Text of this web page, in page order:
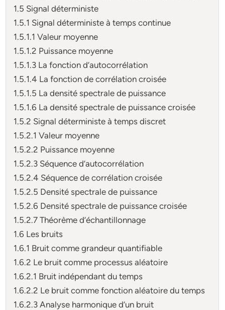
1.5 Signal déterministe
1.5.1 Signal déterministe à temps continue
1.5.1.1 Valeur moyenne
1.5.1.2 Puissance moyenne
1.5.1.3 La fonction d’autocorrélation
1.5.1.4 La fonction de corrélation croisée
1.5.1.5 La densité spectrale de puissance
1.5.1.6 La densité spectrale de puissance croisée
1.5.2 Signal déterministe à temps discret
1.5.2.1 Valeur moyenne
1.5.2.2 Puissance moyenne
1.5.2.3 Séquence d’autocorrélation
1.5.2.4 Séquence de corrélation croisée
1.5.2.5 Densité spectrale de puissance
1.5.2.6 Densité spectrale de puissance croisée
1.5.2.7 Théorème d’échantillonnage
1.6 Les bruits
1.6.1 Bruit comme grandeur quantifiable
1.6.2 Le bruit comme processus aléatoire
1.6.2.1 Bruit indépendant du temps
1.6.2.2 Le bruit comme fonction aléatoire du temps
1.6.2.3 Analyse harmonique d’un bruit